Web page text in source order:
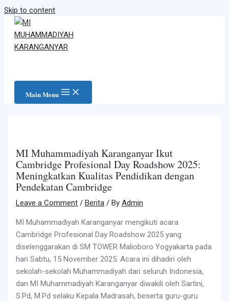
Skip to content
Main Menu
MI Muhammadiyah Karanganyar Ikut
Cambridge Profesional Day Roadshow 2025:
Meningkatkan Kualitas Pendidikan dengan
Pendekatan Cambridge
Leave a Comment /Berita / ByAdmin
MI Muhammadiyah Karanganyar mengikuti acara
Cambridge Profesional Day Roadshow 2025 yang
diselenggarakan di SM TOWER Malioboro Yogyakarta pada
hari Sabtu, 15 November 2025. Acara ini dihadiri oleh
sekolah-sekolah Muhammadiyah dari seluruh Indonesia,
dan MI Muhammadiyah Karanganyar diwakili oleh Sartini,
S.Pd, M.Pd selaku Kepala Madrasah, beserta guru-guru